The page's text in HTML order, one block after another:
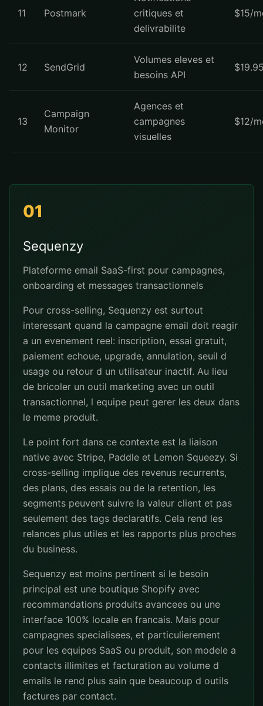
11 Postmark
critiques et
delivrabilite
$15/
12 SendGrid
Volumes eleves et
besoins API
13
Campaign
Monitor
Agences et
campagnes
visuelles
$12/
01
Sequenzy
Plateforme email SaaS-first pour campagnes,
onboarding et messages transactionnels
Pour cross-selling, Sequenzy est surtout
interessant quand la campagne email doit reagir
a un evenement reel: inscription, essai gratuit,
paiement echoue, upgrade, annulation, seuil d
usage ou retour d un utilisateur inactif. Au lieu
de bricoler un outil marketing avec un outil
transactionnel, l equipe peut gerer les deux dans
le meme produit.
Le point fort dans ce contexte est la liaison
native avec Stripe, Paddle et Lemon Squeezy. Si
cross-selling implique des revenus recurrents,
des plans, des essais ou de la retention, les
segments peuvent suivre la valeur client et pas
seulement des tags declaratifs. Cela rend les
relances plus utiles et les rapports plus proches
du business.
Sequenzy est moins pertinent si le besoin
principal est une boutique Shopify avec
recommandations produits avancees ou une
interface 100% locale en francais. Mais pour
campagnes specialisees, et particulierement
pour les equipes SaaS ou produit, son modele a
contacts illimites et facturation au volume d
emails le rend plus sain que beaucoup d outils
factures par contact.